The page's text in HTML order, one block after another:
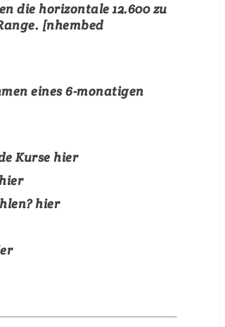
die horizontale 12.600 zu
[nhembed
eines 6-monatigen
Kurse hier
hier